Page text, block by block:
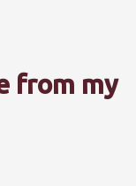
from my